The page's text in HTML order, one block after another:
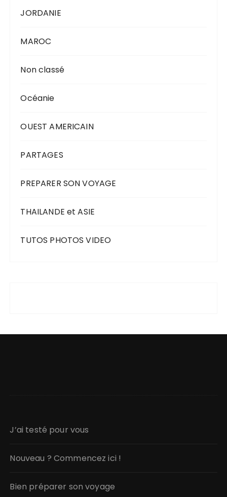
JORDANIE
MAROC
Non classé
Océanie
OUEST AMERICAIN
PARTAGES
PREPARER SON VOYAGE
THAILANDE et ASIE
TUTOS PHOTOS VIDEO
J’ai testé pour vous
Nouveau ? Commencez ici !
Bien préparer son voyage